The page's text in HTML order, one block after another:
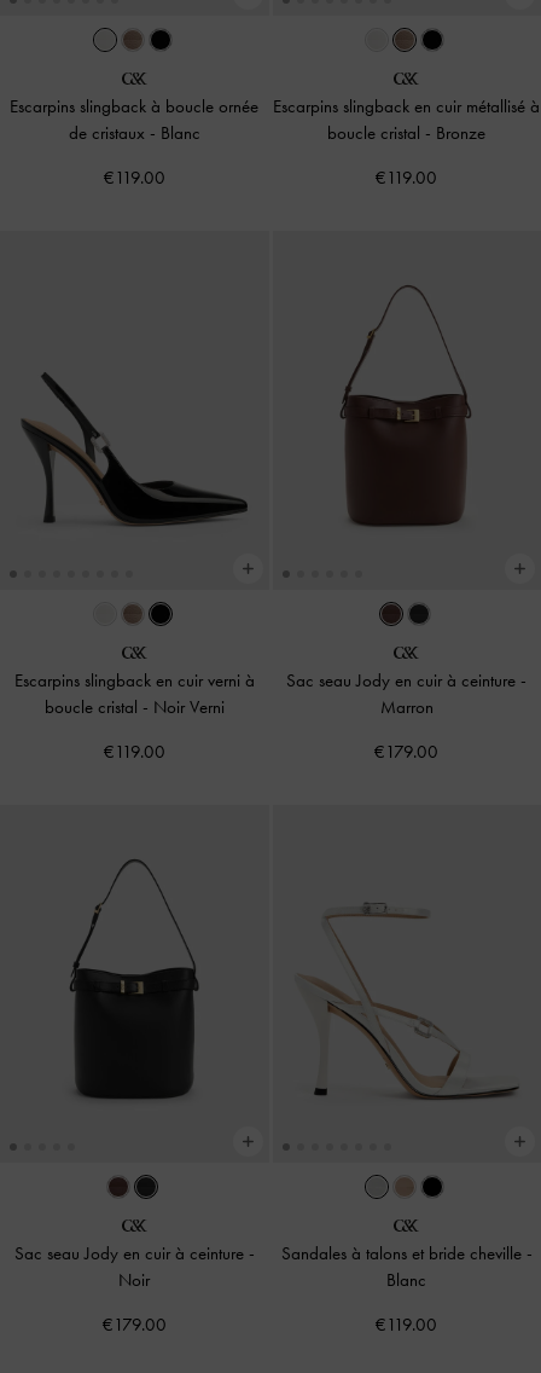
Escarpins slingback à boucle ornée
de cristaux - Blanc
€119.00
Escarpins slingback en cuir métallisé à
boucle cristal - Bronze
€119.00
Escarpins slingback en cuir verni à
boucle cristal - Noir Verni
€119.00
Sac seau Jody en cuir à ceinture -
Marron
€179.00
Sac seau Jody en cuir à ceinture -
Noir
€179.00
Sandales à talons et bride cheville -
Blanc
€119.00